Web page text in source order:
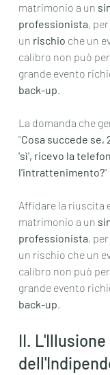
matrimonio a un
professionista,
un rischio che un
calibro non può
grande evento
back-up.
La domanda che
"Cosa succede se,
'sì', ricevo la
l'intrattenimento?"
Affidare la riuscita
matrimonio a un
professionista,
un rischio che un
calibro non può
grande evento
back-up.
II. L'Illusione